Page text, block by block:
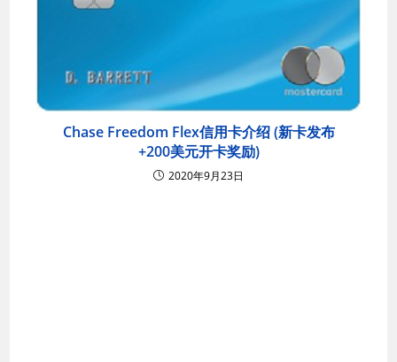
Chase Freedom Flex信用卡介绍 (新卡发布
+200美元开卡奖励)
2020年9月23日